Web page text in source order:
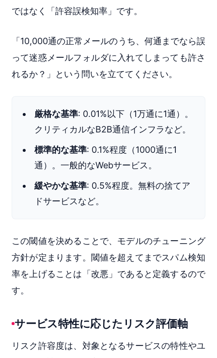
ではなく「許容誤検知率」です。
「10,000通の正常メールのうち、何通までなら誤
って迷惑メールフォルダに入れてしまっても許さ
れるか？」という問いを立ててください。
厳格な基準: 0.01%以下（1万通に1通）。
クリティカルなB2B通信インフラなど。
標準的な基準: 0.1%程度（1000通に1
通）。一般的なWebサービス。
緩やかな基準: 0.5%程度。無料の捨てア
ドサービスなど。
この閾値を決めることで、モデルのチューニング
方針が定まります。閾値を超えてまでスパム検知
率を上げることは「改悪」であると定義するので
す。
サービス特性に応じたリスク評価軸
リスク許容度は、対象となるサービスの特性やユ